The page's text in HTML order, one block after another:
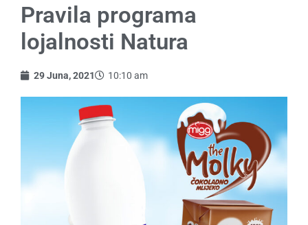
Pravila programa
lojalnosti Natura
29 Juna, 2021 10:10 am